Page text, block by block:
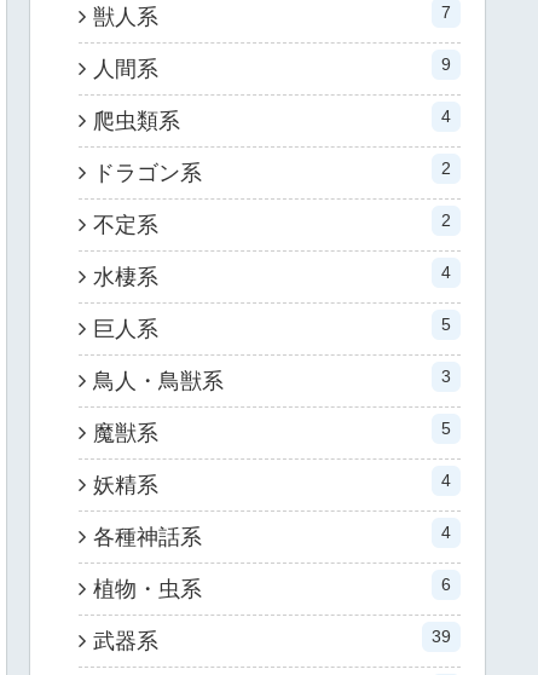
獣人系 7
人間系 9
爬虫類系 4
ドラゴン系 2
不定系 2
水棲系 4
巨人系 5
鳥人・鳥獣系 3
魔獣系 5
妖精系 4
各種神話系 4
植物・虫系 6
武器系 39